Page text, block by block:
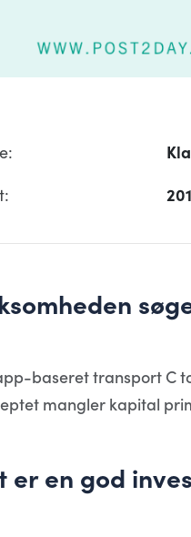
baseret transport C
mangler kapital
er en god